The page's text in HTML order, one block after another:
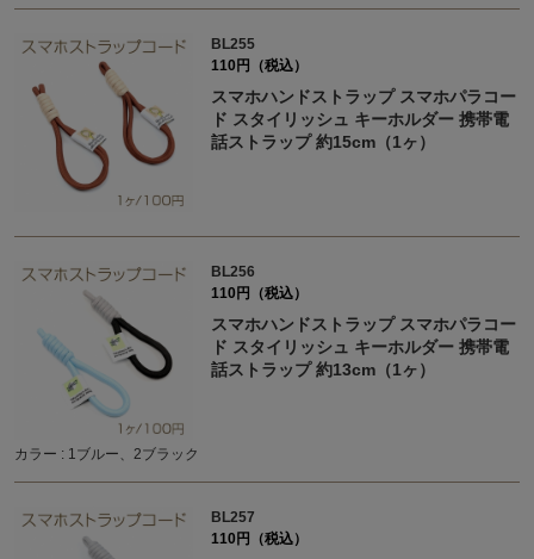
BL255
110円（税込）
スマホハンドストラップ スマホパラコー
ド スタイリッシュ キーホルダー 携帯電
話ストラップ 約15cm（1ヶ）
BL256
110円（税込）
スマホハンドストラップ スマホパラコー
ド スタイリッシュ キーホルダー 携帯電
話ストラップ 約13cm（1ヶ）
カラー : 1ブルー、2ブラック
BL257
110円（税込）